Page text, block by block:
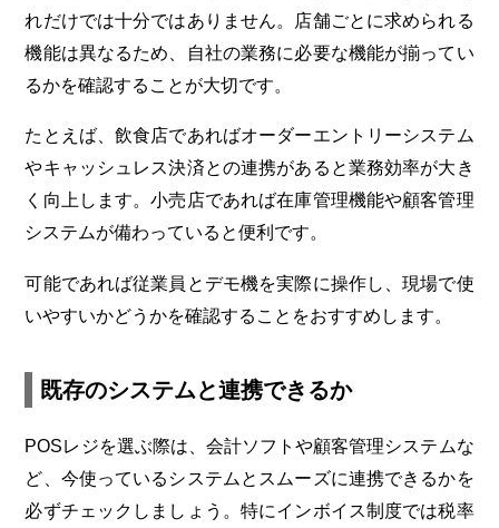
れだけでは十分ではありません。店舗ごとに求められる
機能は異なるため、自社の業務に必要な機能が揃ってい
るかを確認することが大切です。
たとえば、飲食店であればオーダーエントリーシステム
やキャッシュレス決済との連携があると業務効率が大き
く向上します。小売店であれば在庫管理機能や顧客管理
システムが備わっていると便利です。
可能であれば従業員とデモ機を実際に操作し、現場で使
いやすいかどうかを確認することをおすすめします。
既存のシステムと連携できるか
POSレジを選ぶ際は、会計ソフトや顧客管理システムな
ど、今使っているシステムとスムーズに連携できるかを
必ずチェックしましょう。特にインボイス制度では税率